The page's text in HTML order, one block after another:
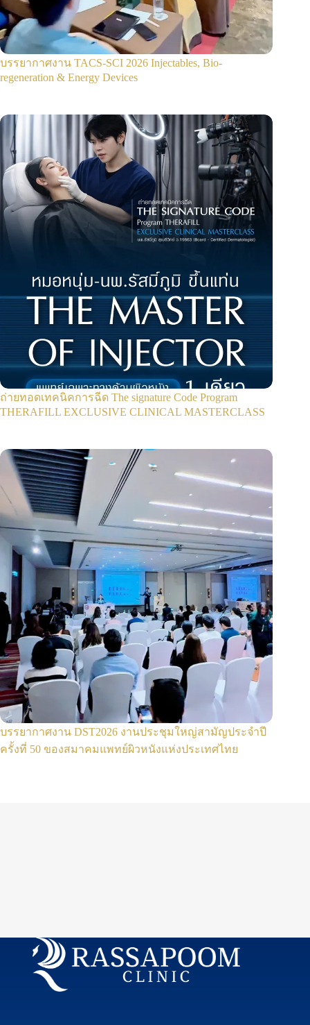
บรรยากาศงาน TACS-SCI 2026 Injectables, Bio-
regeneration & Energy Devices
ถ่ายทอดเทคนิคการฉีด The signature Code Program
THERAFILL EXCLUSIVE CLINICAL MASTERCLASS
บรรยากาศงาน DST2026 งานประชุมใหญ่สามัญประจำปี
ครั้งที่ 50 ของสมาคมแพทย์ผิวหนังแห่งประเทศไทย